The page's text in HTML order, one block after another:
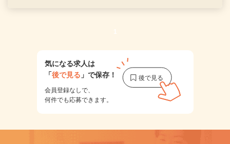
1
気になる求人は
「後で見る 」で保存！
会員登録なしで、
何件でも応募できます。